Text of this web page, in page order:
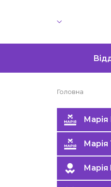
Головна
Марія
Марія
Марія